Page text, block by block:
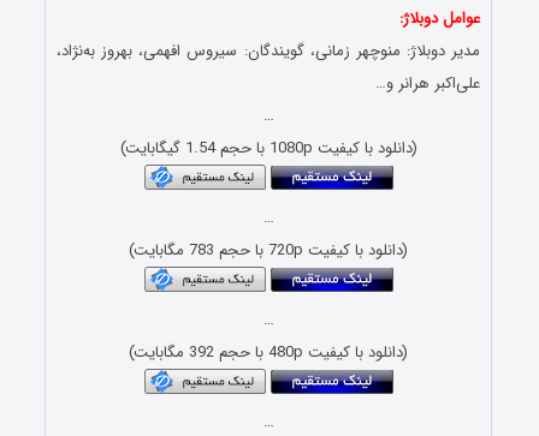
عوامل دوبلاژ:
مدیر دوبلاژ: منوچهر زمانی، گویندگان: سیروس افهمی، بهروز به‌نژاد،
علی‌اکبر هرانر و…
…
(دانلود با کیفیت 1080p با حجم 1.54 گیگابایت)
…
(دانلود با کیفیت 720p با حجم 783 مگابایت)
…
(دانلود با کیفیت 480p با حجم 392 مگابایت)
…